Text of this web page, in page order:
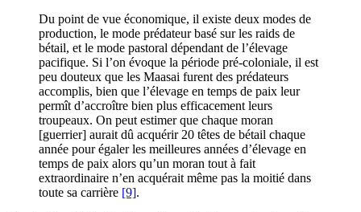
Du point de vue économique, il existe deux modes de
production, le mode prédateur basé sur les raids de
bétail, et le mode pastoral dépendant de l’élevage
pacifique. Si l’on évoque la période pré-coloniale, il est
peu douteux que les Maasai furent des prédateurs
accomplis, bien que l’élevage en temps de paix leur
permît d’accroître bien plus efficacement leurs
troupeaux. On peut estimer que chaque moran
[guerrier] aurait dû acquérir 20 têtes de bétail chaque
année pour égaler les meilleures années d’élevage en
temps de paix alors qu’un moran tout à fait
extraordinaire n’en acquérait même pas la moitié dans
toute sa carrière [9].